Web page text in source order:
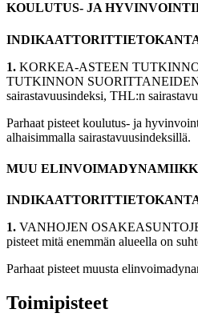
KOULUTUS- JA
1. KORKEA-ASTEEN
TUTKINNON SUORITTANEIDEN
sairastavuusindeksi, THL:n
Parhaat pisteet koulutus- ja
alhaisimmalla sairastavuusindeksillä.
MUU
1. VANHOJEN
pisteet mitä enemmän alueella on
Parhaat pisteet muusta
Toimipisteet